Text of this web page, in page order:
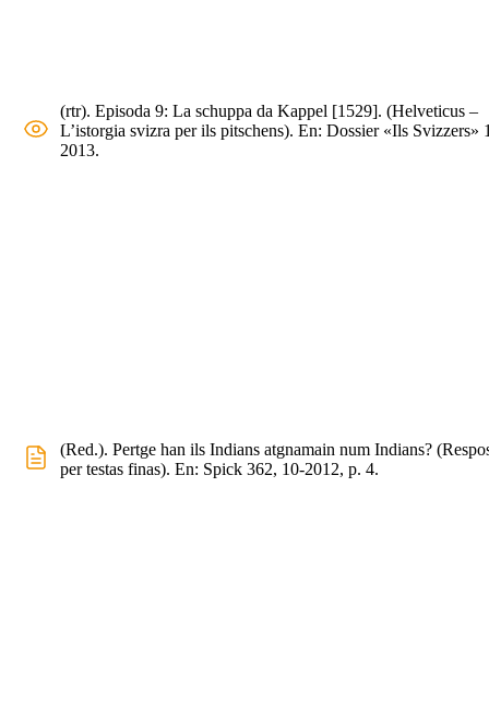
(rtr). Episoda 9: La schuppa da Kappel [1529]. (Helveticus –
L’istorgia svizra per ils pitschens). En: Dossier «Ils Svizzers»
2013.
(Red.). Pertge han ils Indians atgnamain num Indians?
per testas finas). En: Spick 362, 10-2012, p. 4.